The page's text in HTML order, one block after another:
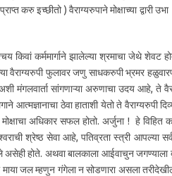
करु इच्छीतो ) वैराग्यरुपाने मोक्षाच्या द्वारी
किवां कर्ममार्गाने झालेल्या श्रमाचा जेथे शेवट
वैराग्यरुपी फुलावर जणु साधकरुपी भ्रमर
मंगलवार्ता सांगणाऱ्या अरुणाचा उदय आहे, ते
आत्मज्ञानाचा ठेवा हाताशी येतो ते वैराग्यरुपी
अधिकार सफल होतो. अर्जुना ! हे विहित
श्रेष्ठ सेवा आहे, पतिव्रता स्त्री आपल्या
असेही होते. अथवा बालकाला आईवाचुन जगण्याला
जल म्हणुन गंगेला न सोडणारा असला